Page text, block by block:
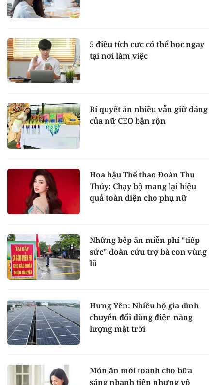
5 điều tích cực có thể học ngay
tại nơi làm việc
Bí quyết ăn nhiều vẫn giữ dáng
của nữ CEO bận rộn
Hoa hậu Thể thao Đoàn Thu
Thủy: Chạy bộ mang lại hiệu
quả toàn diện cho phụ nữ
Những bếp ăn miễn phí "tiếp
sức" đoàn cứu trợ bà con vùng
lũ
Hưng Yên: Nhiều hộ gia đình
chuyển đổi dùng điện năng
lượng mặt trời
Món ăn mới toanh cho bữa
sáng nhanh tiện nhưng vô